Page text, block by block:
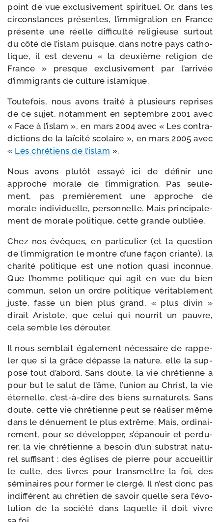
point de vue exclu­si­ve­ment spi­ri­tuel. Or, dans les
cir­cons­tances pré­sentes, l’im­mi­gra­tion en France
pré­sente une réelle dif­fi­cul­té reli­gieuse sur­tout
du côté de l’is­lam puisque, dans notre pays catho­
lique, il est deve­nu « la deuxième reli­gion de
France » presque exclu­si­ve­ment par l’ar­ri­vée
d’im­mi­grants de culture islamique.
Toutefois, nous avons trai­té à plu­sieurs reprises
de ce sujet, notam­ment en sep­tembre 2001 avec
« Face à l’is­lam », en mars 2004 avec « Les contra­
dic­tions de la laï­ci­té sco­laire », en mars 2005 avec
« Les chré­tiens de l’is­lam ».
Nous avons plu­tôt essayé ici de défi­nir une
approche morale de l’im­mi­gra­tion. Pas seule­
ment, pas pre­miè­re­ment une approche de
morale indi­vi­duelle, per­son­nelle. Mais prin­ci­pa­le­
ment de morale poli­tique, cette grande oubliée.
Chez nos évêques, en par­ti­cu­lier (et la ques­tion
de l’im­mi­gra­tion le montre d’une façon criante), la
cha­ri­té poli­tique est une notion qua­si incon­nue.
Que l’homme poli­tique qui agit en vue du bien
com­mun, selon un ordre poli­tique véri­ta­ble­ment
juste, fasse un bien plus grand, « plus divin »
dirait Aristote, que celui qui nour­rit un pauvre,
cela semble les dérouter.
Il nous sem­blait éga­le­ment néces­saire de rap­pe­
ler que si la grâce dépasse la nature, elle la sup­
pose tout d’a­bord. Sans doute, la vie chré­tienne a
pour but le salut de l’âme, l’u­nion au Christ, la vie
éter­nelle, c’est-​à-​dire des biens sur­na­tu­rels. Sans
doute, cette vie chré­tienne peut se réa­li­ser même
dans le dénue­ment le plus extrême. Mais, ordi­nai­
re­ment, pour se déve­lop­per, s’é­pa­nouir et per­du­
rer, la vie chré­tienne a besoin d’un sub­strat natu­
rel suf­fi­sant : des églises de pierre pour accueillir
le culte, des livres pour trans­mettre la foi, des
sémi­naires pour for­mer le cler­gé. Il n’est donc pas
indif­fé­rent au chré­tien de savoir quelle sera l’é­vo­
lu­tion de la socié­té dans laquelle il doit vivre